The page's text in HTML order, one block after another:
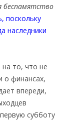
беспамятство
поскольку
наследники
то, что не
о финансах,
впереди,
субботу